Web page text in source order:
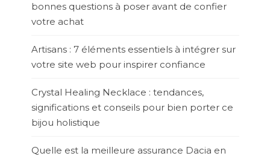
bonnes questions à poser avant de confier
votre achat
Artisans : 7 éléments essentiels à intégrer sur
votre site web pour inspirer confiance
Crystal Healing Necklace : tendances,
significations et conseils pour bien porter ce
bijou holistique
Quelle est la meilleure assurance Dacia en